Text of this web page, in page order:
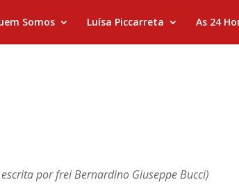
Somos Luísa Piccarreta As 24
por frei Bernardino Giuseppe Bucci)